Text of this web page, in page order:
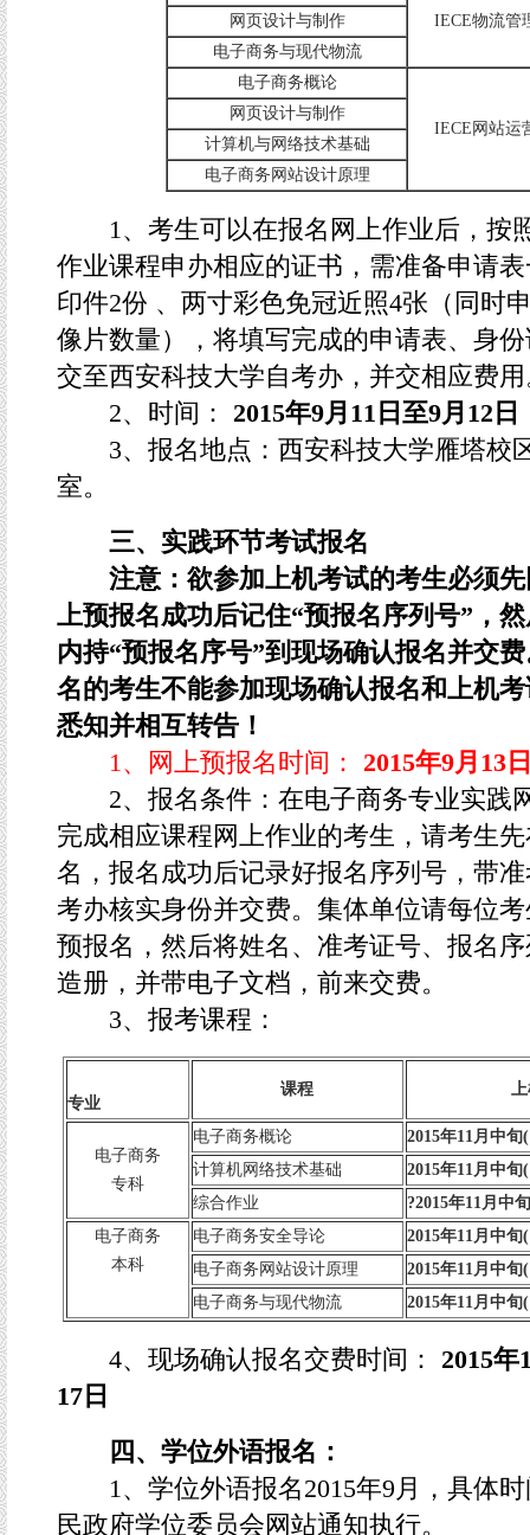
IECE物流管
网页设计与制作
电子商务与现代物流
电子商务概论
IECE网站运
网页设计与制作
计算机与网络技术基础
电子商务网站设计原理
1、考生可以在报名网上作业后，按
作业课程申办相应的证书，需准备申请
印件2份 、两寸彩色免冠近照4张（同时
像片数量），将填写完成的申请表、身
交至西安科技大学自考办，并交相应费
2、时间：
2015年9月11日至9月12日
3、报名地点：西安科技大学雁塔校
室。
三、实践环节考试报名
注意：欲参加上机考试的考生必须先
上预报名成功后记住“预报名序列号” ，
内持“预报名序号”到现场确认报名并交
名的考生不能参加现场确认报名和上机
悉知并相互转告！
1、网上预报名时间：
2015年9月13
2、报名条件：在电子商务专业实践
完成相应课程网上作业的考生，请考生
名，报名成功后记录好报名序列号，带
考办核实身份并交费。集体单位请每位
预报名，然后将姓名、准考证号、报名
造册，并带电子文档，前来交费。
3、报考课程：
专业
课程
电子商务
专科
电子商务概论 2015年11月中旬
计算机网络技术基础
2015年11月中旬
综合作业
?2015年11月中旬
电子商务
本科
电子商务安全导论 2015年11月中旬
电子商务网站设计原理
2015年11月中旬
电子商务与现代物流
2015年11月中旬
4、现场确认报名交费时间：
2015年
17日
四、 学位外语报名：
1、学位外语报名2015年9月，具体时
民政府学位委员会网站通知执行。